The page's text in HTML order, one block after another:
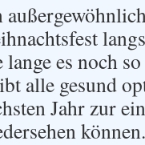
lange es noch
alle gesund
Jahr zur